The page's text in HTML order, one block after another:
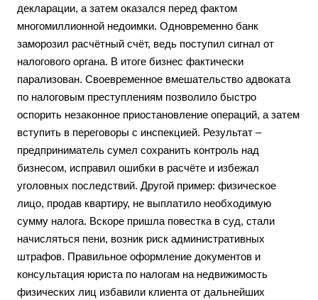
декларации, а затем оказался перед фактом
многомиллионной недоимки. Одновременно банк
заморозил расчётный счёт, ведь поступил сигнал от
налогового органа. В итоге бизнес фактически
парализован. Своевременное вмешательство адвоката
по налоговым преступлениям позволило быстро
оспорить незаконное приостановление операций, а затем
вступить в переговоры с инспекцией. Результат –
предприниматель сумел сохранить контроль над
бизнесом, исправил ошибки в расчёте и избежал
уголовных последствий. Другой пример: физическое
лицо, продав квартиру, не выплатило необходимую
сумму налога. Вскоре пришла повестка в суд, стали
начисляться пени, возник риск административных
штрафов. Правильное оформление документов и
консультация юриста по налогам на недвижимость
физических лиц избавили клиента от дальнейших